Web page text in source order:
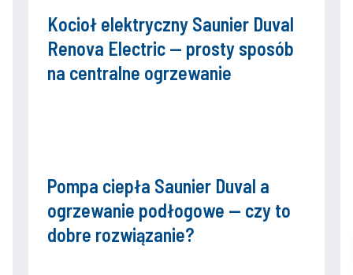
Kocioł elektryczny Saunier Duval
Renova Electric — prosty sposób
na centralne ogrzewanie
Pompa ciepła Saunier Duval a
ogrzewanie podłogowe — czy to
dobre rozwiązanie?